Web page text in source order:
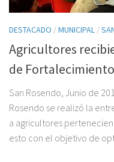
DESTACADO /MUNICIPAL /
Agricultores
de
San Rosendo, Junio de
Rosendo se realizó la
a agricultores
esto con el objetivo de